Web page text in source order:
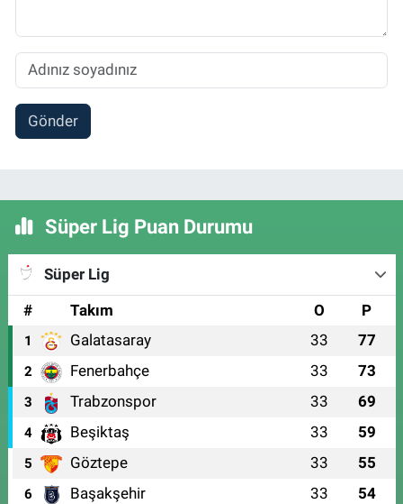
Gönder
Süper Lig Puan Durumu
Süper Lig
#
Takım O P
1 Galatasaray 33 77
2 Fenerbahçe 33 73
3 Trabzonspor 33 69
4 Beşiktaş 33 59
5 Göztepe 33 55
6 Başakşehir 33 54